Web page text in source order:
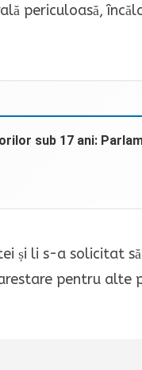
periculoasă,
sub 17 ani:
și li s-a solicitat
pentru alte